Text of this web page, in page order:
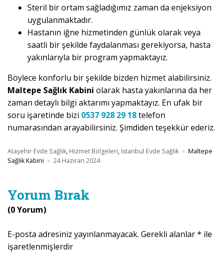
Steril bir ortam sağladığımız zaman da enjeksiyon
uygulanmaktadır.
Hastanın iğne hizmetinden günlük olarak veya
saatli bir şekilde faydalanması gerekiyorsa, hasta
yakınlarıyla bir program yapmaktayız.
Böylece konforlu bir şekilde bizden hizmet alabilirsiniz.
Maltepe Sağlık Kabini olarak hasta yakınlarına da her
zaman detaylı bilgi aktarımı yapmaktayız. En ufak bir
soru işaretinde bizi 0537 928 29 18telefon
numarasından arayabilirsiniz. Şimdiden teşekkür ederiz.
Ataşehir Evde Sağlık, Hizmet Bölgeleri, İstanbul Evde Sağlık
Maltepe
Sağlık Kabini
24 Haziran 2024
Yorum Bırak
(0 Yorum)
E-posta adresiniz yayınlanmayacak. Gerekli alanlar* ile
işaretlenmişlerdir